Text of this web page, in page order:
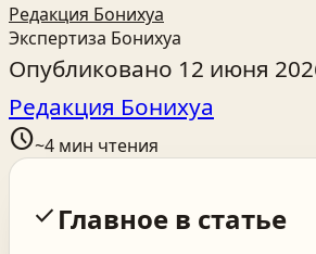
Редакция Бонихуа
Экспертиза Бонихуа
Опубликовано 12 июня
Редакция Бонихуа
schedule~4 мин чтения
check Главное в статье